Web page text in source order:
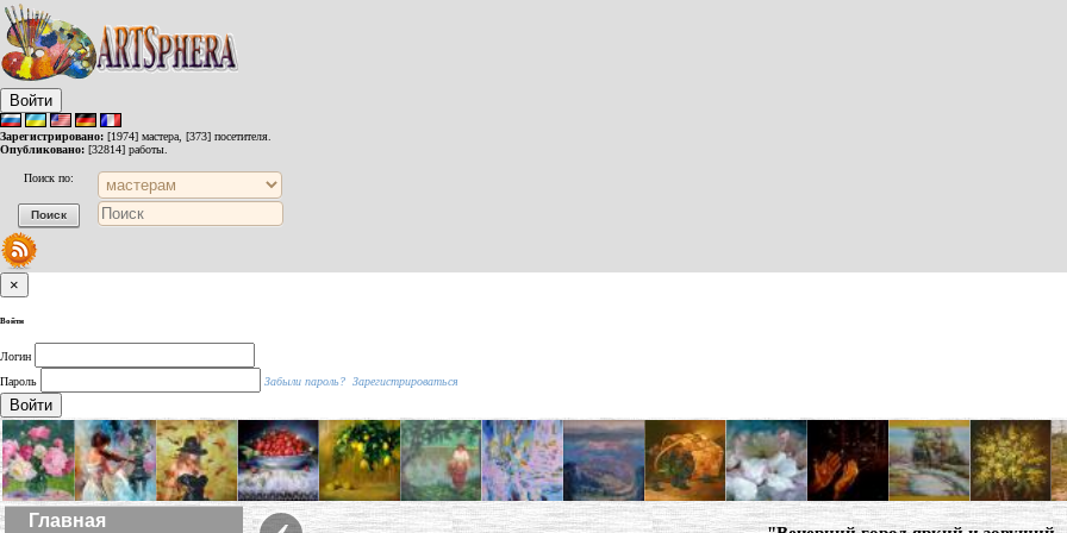
Войти
Зарегистрировано: [1974] мастера, [373] посетителя.
Опубликовано: [32814] работы.
Поиск по:
×
Войти
Логин
Пароль
Забыли пароль? Зарегистрироваться
Войти
Главная